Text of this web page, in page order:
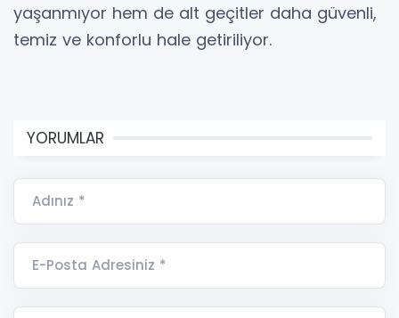
yaşanmıyor hem de alt geçitler daha güvenli,
temiz ve konforlu hale getiriliyor.
YORUMLAR
Adınız *
E-Posta Adresiniz *